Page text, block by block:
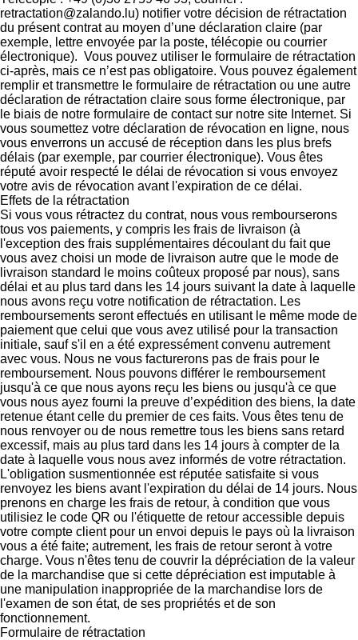
retractation@zalando.lu) notifier votre décision de rétractation
du présent contrat au moyen d’une déclaration claire (par
exemple, lettre envoyée par la poste, télécopie ou courrier
électronique). Vous pouvez utiliser le formulaire de rétractation
ci-après, mais ce n’est pas obligatoire. Vous pouvez également
remplir et transmettre le formulaire de rétractation ou une autre
déclaration de rétractation claire sous forme électronique, par
le biais de notre formulaire de contact sur notre site Internet. Si
vous soumettez votre déclaration de révocation en ligne, nous
vous enverrons un accusé de réception dans les plus brefs
délais (par exemple, par courrier électronique). Vous êtes
réputé avoir respecté le délai de révocation si vous envoyez
votre avis de révocation avant l'expiration de ce délai.
Effets de la rétractation
Si vous vous rétractez du contrat, nous vous rembourserons
tous vos paiements, y compris les frais de livraison (à
l'exception des frais supplémentaires découlant du fait que
vous avez choisi un mode de livraison autre que le mode de
livraison standard le moins coûteux proposé par nous), sans
délai et au plus tard dans les 14 jours suivant la date à laquelle
nous avons reçu votre notification de rétractation. Les
remboursements seront effectués en utilisant le même mode de
paiement que celui que vous avez utilisé pour la transaction
initiale, sauf s'il en a été expressément convenu autrement
avec vous. Nous ne vous facturerons pas de frais pour le
remboursement. Nous pouvons différer le remboursement
jusqu'à ce que nous ayons reçu les biens ou jusqu'à ce que
vous nous ayez fourni la preuve d’expédition des biens, la date
retenue étant celle du premier de ces faits. Vous êtes tenu de
nous renvoyer ou de nous remettre tous les biens sans retard
excessif, mais au plus tard dans les 14 jours à compter de la
date à laquelle vous nous avez informés de votre rétractation.
L'obligation susmentionnée est réputée satisfaite si vous
renvoyez les biens avant l'expiration du délai de 14 jours. Nous
prenons en charge les frais de retour, à condition que vous
utilisiez le code QR ou l'étiquette de retour accessible depuis
votre compte client pour un envoi depuis le pays où la livraison
vous a été faite; autrement, les frais de retour seront à votre
charge. Vous n'êtes tenu de couvrir la dépréciation de la valeur
de la marchandise que si cette dépréciation est imputable à
une manipulation inappropriée de la marchandise lors de
l'examen de son état, de ses propriétés et de son
fonctionnement.
Formulaire de rétractation